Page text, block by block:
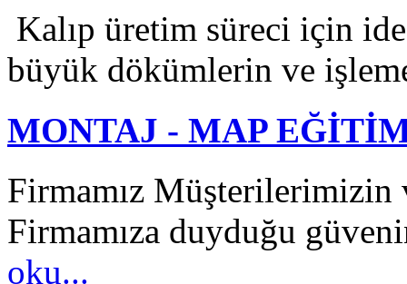
Kalıp üretim süreci için
büyük dökümlerin ve
MONTAJ - MAP
Firmamız Müşterilerimizin
Firmamıza duyduğu
oku...